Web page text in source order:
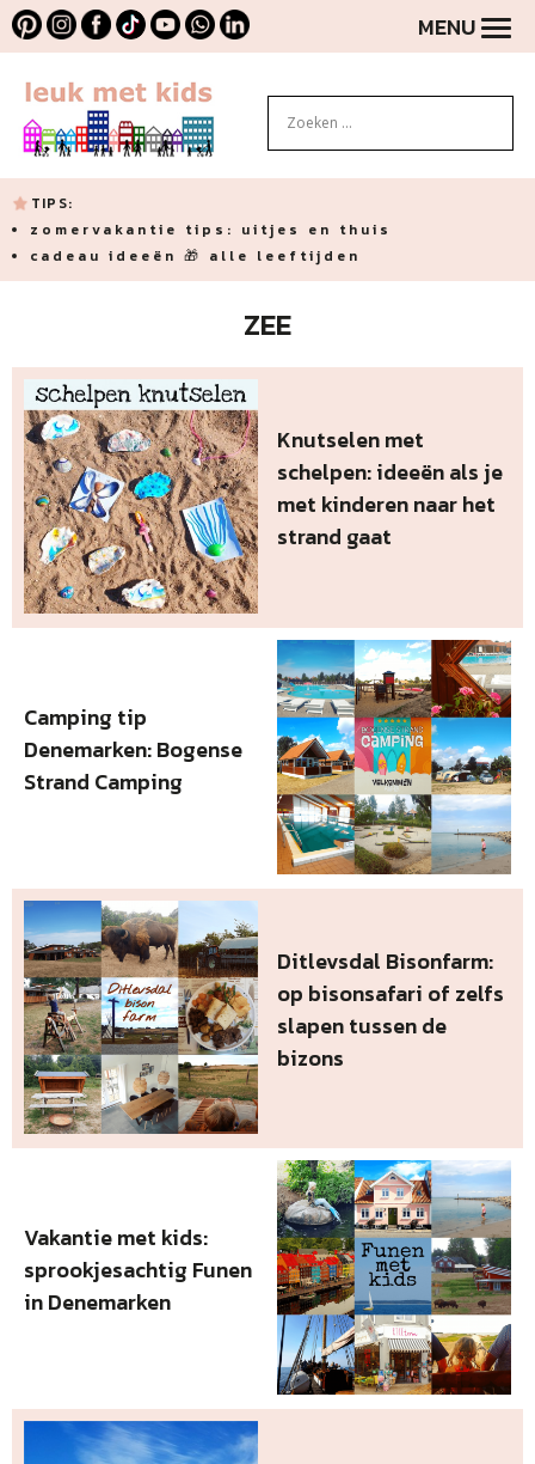
MENU
TIPS:
zomervakantie tips: uitjes en thuis
cadeau ideeën 🎁 alle leeftijden
ZEE
Knutselen met
schelpen: ideeën als je
met kinderen naar het
strand gaat
Camping tip
Denemarken: Bogense
Strand Camping
Ditlevsdal Bisonfarm:
op bisonsafari of zelfs
slapen tussen de
bizons
Vakantie met kids:
sprookjesachtig Funen
in Denemarken